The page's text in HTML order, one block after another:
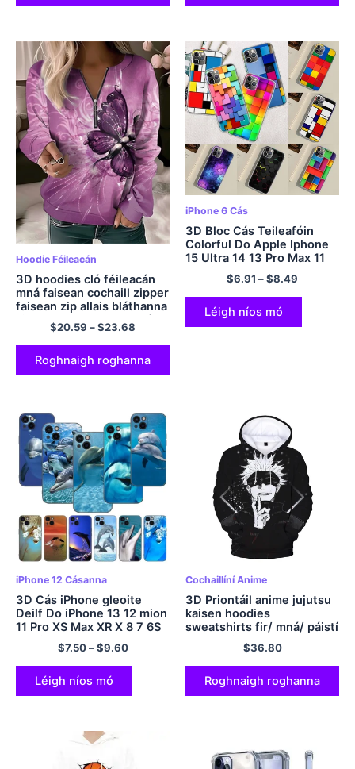
Hoodie Féileacán
3D hoodies cló féileacán
mná faisean cochaill zipper
faisean zip allais bláthanna
zip suas hoody hoody ró -
mhór sudaderas cótaí na
mban
$20.59 –$23.68
Roghnaigh roghanna
iPhone 6 Cás
3D Bloc Cás Teileafóin
Colorful Do Apple Iphone
15 Ultra 14 13 Pro Max 11
12 Mini SE 2020 X XS XR 8
7 Plus Clúdach Shell
Coque Prote
$6.91 –$8.49
Léigh níos mó
iPhone 12 Cásanna
3D Cás iPhone gleoite
Deilf Do iPhone 13 12 mion
11 Pro XS Max XR X 8 7 6S
6 Tuilleadh 5S 5 SE 2020
Clúdach Dubh Bog TPU
$7.50–$9.60
Léigh níos mó
Cochaillíní Anime
3D Priontáil anime jujutsu
kaisen hoodies
sweatshirts fir/ mná/ páistí
2023 Faisean Streetwear
an Fhómhair Geimhreadh
móide cóta éadaí méid
$36.80
Roghnaigh roghanna